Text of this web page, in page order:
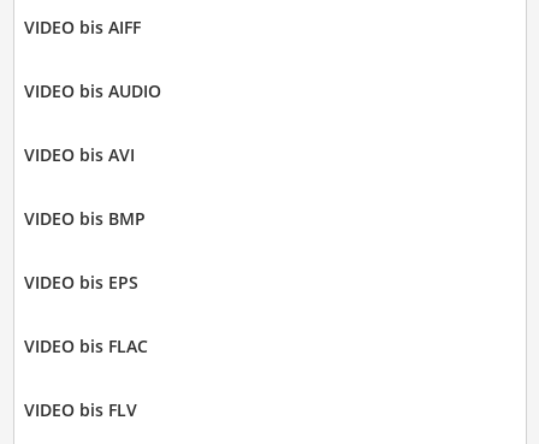
VIDEO bis AIFF
VIDEO bis AUDIO
VIDEO bis AVI
VIDEO bis BMP
VIDEO bis EPS
VIDEO bis FLAC
VIDEO bis FLV